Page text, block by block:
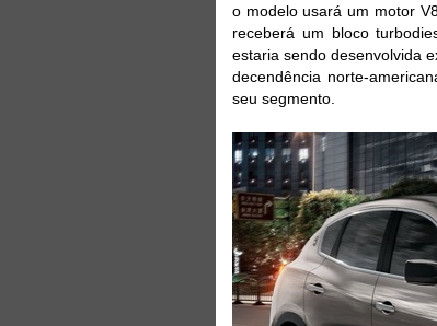
o modelo usará um motor
receberá um bloco
estaria sendo desenvolvida
decendência norte-
seu segmento.